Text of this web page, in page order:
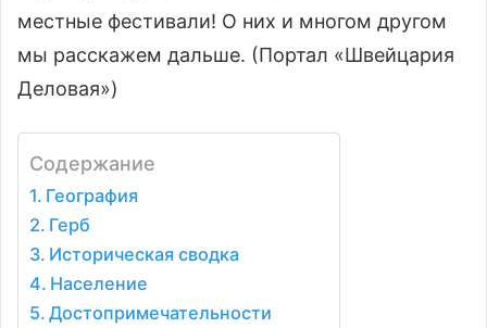
местные фестивали! О них и многом другом
мы расскажем дальше. (Портал «Швейцария
Деловая»)
Содержание
География
Герб
Историческая сводка
Население
Достопримечательности